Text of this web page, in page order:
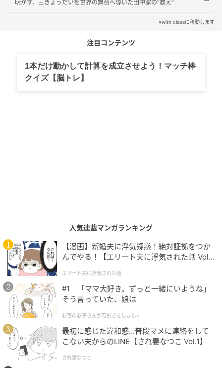
明かす、三きょうだいを世界の舞台へ導いた田中家の“教え”
※with classに移動します
注目コンテンツ
1本だけ動かして計算を成立させよう！マッチ棒
クイズ【脳トレ】
人気連載マンガランキング
【漫画】新婚夫に浮気疑惑！絶対証拠をつか
んでやる！【エリート夫に浮気された話 Vol.
エリート夫に浮気された話
#1 「ママ大好き。ずっと一緒にいようね」
そう言っていた、娘は
お宅のお子さんが万引きをしました
最初に感じた違和感…普段マメに連絡をして
こない夫からのLINE【され妻なつこ Vol.1】
され妻なつこ